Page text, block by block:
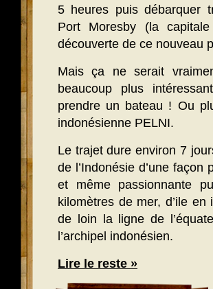
5 heures puis débarquer
Port Moresby (la
découverte de ce nouveau
Mais ça ne serait
beaucoup plus
prendre un bateau ! Ou
indonésienne PELNI.
Le trajet dure environ 7
de l’Indonésie d’une
et même passionnante
kilomètres de mer, d’ile
de loin la ligne de
l’archipel indonésien.
Lire le reste »